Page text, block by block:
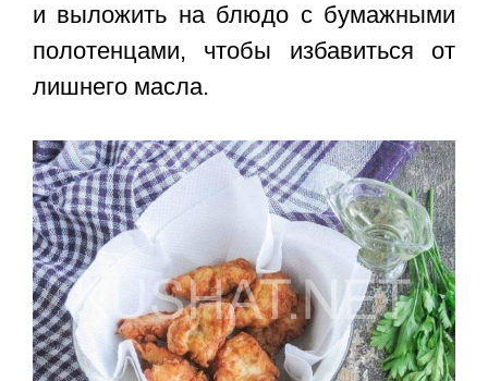
и выложить на блюдо с бумажными
полотенцами, чтобы избавиться от
лишнего масла.